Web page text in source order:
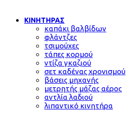
ΚΙΝΗΤΗΡΑΣ
καπάκι βαλβίδων
φλάντζες
τσιμούχες
τάπες κορμού
ντίζα γκαζιού
σετ καδένας χρονισμού
βάσεις μηχανής
μετρητής μάζας αέρος
αντλία λαδιού
λιπαντικό κινητήρα